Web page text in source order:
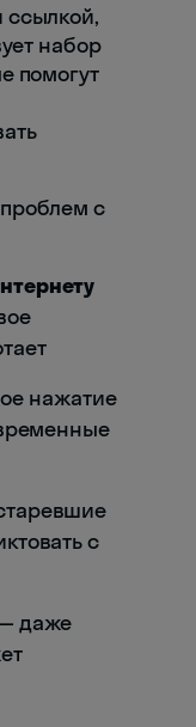
набор
помогут
с
нажатие
с
даже